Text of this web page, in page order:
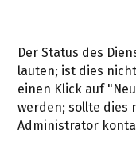
Der Status des
lauten; ist dies
einen Klick auf
werden; sollte dies
Administrator